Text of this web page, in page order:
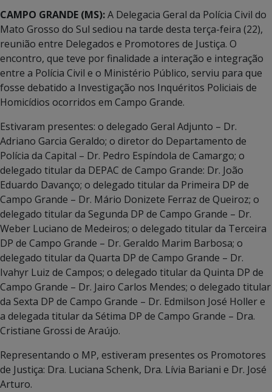
CAMPO GRANDE (MS):A Delegacia Geral da Polícia Civil do
Mato Grosso do Sul sediou na tarde desta terça-feira (22),
reunião entre Delegados e Promotores de Justiça. O
encontro, que teve por finalidade a interação e integração
entre a Polícia Civil e o Ministério Público, serviu para que
fosse debatido a Investigação nos Inquéritos Policiais de
Homicídios ocorridos em Campo Grande.
Estivaram presentes: o delegado Geral Adjunto – Dr.
Adriano Garcia Geraldo; o diretor do Departamento de
Polícia da Capital – Dr. Pedro Espíndola de Camargo; o
delegado titular da DEPAC de Campo Grande: Dr. João
Eduardo Davanço; o delegado titular da Primeira DP de
Campo Grande – Dr. Mário Donizete Ferraz de Queiroz; o
delegado titular da Segunda DP de Campo Grande – Dr.
Weber Luciano de Medeiros; o delegado titular da Terceira
DP de Campo Grande – Dr. Geraldo Marim Barbosa; o
delegado titular da Quarta DP de Campo Grande – Dr.
Ivahyr Luiz de Campos; o delegado titular da Quinta DP de
Campo Grande – Dr. Jairo Carlos Mendes; o delegado titular
da Sexta DP de Campo Grande – Dr. Edmilson José Holler e
a delegada titular da Sétima DP de Campo Grande – Dra.
Cristiane Grossi de Araújo.
Representando o MP, estiveram presentes os Promotores
de Justiça: Dra. Luciana Schenk, Dra. Lívia Bariani e Dr. José
Arturo.